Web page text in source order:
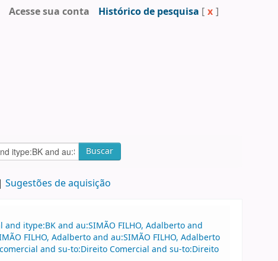
Acesse sua conta Histórico de pesquisa [ x ]
Buscar
Sugestões de aquisição
itype:BK and au:SIMÃO FILHO, Adalberto and
FILHO, Adalberto and au:SIMÃO FILHO, Adalberto
and su-to:Direito Comercial and su-to:Direito